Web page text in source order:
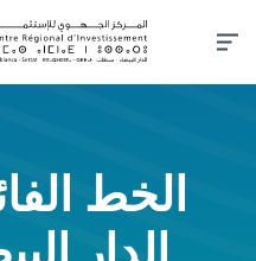
إلى
المحتوى
الخط